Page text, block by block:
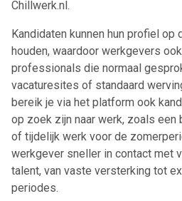
Chillwerk.nl.
Kandidaten kunnen hun profiel op
houden, waardoor werkgevers
professionals die normaal
vacaturesites of standaard
bereik je via het platform ook
op zoek zijn naar werk, zoals een
of tijdelijk werk voor de
werkgever sneller in contact met
talent, van vaste versterking tot
periodes.